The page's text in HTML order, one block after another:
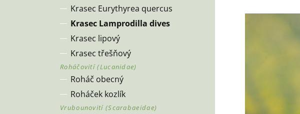
Krasec Eurythyrea quercus
Krasec Lamprodilla dives
Krasec lipový
Krasec třešňový
Roháč obecný
Roháček kozlík